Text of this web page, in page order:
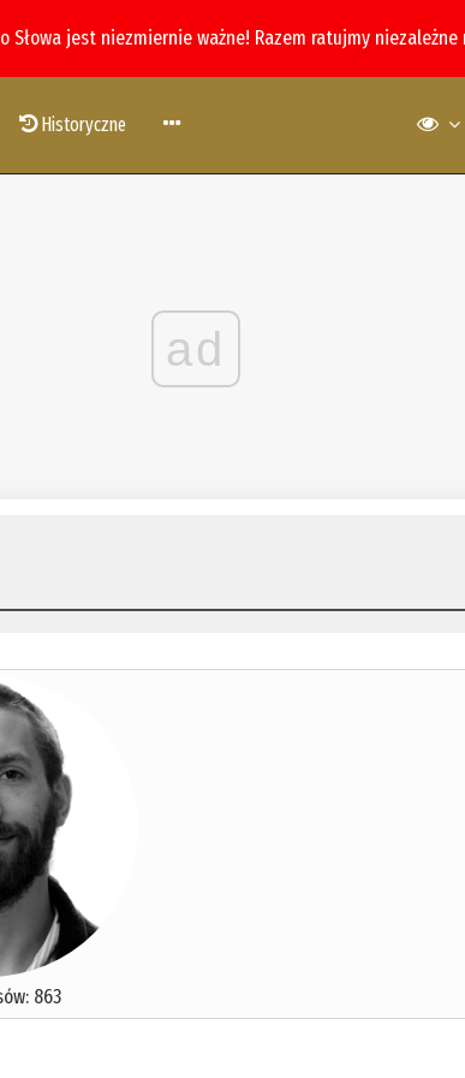
Słowa jest niezmiernie ważne! Razem ratujmy
Historyczne
ad
863